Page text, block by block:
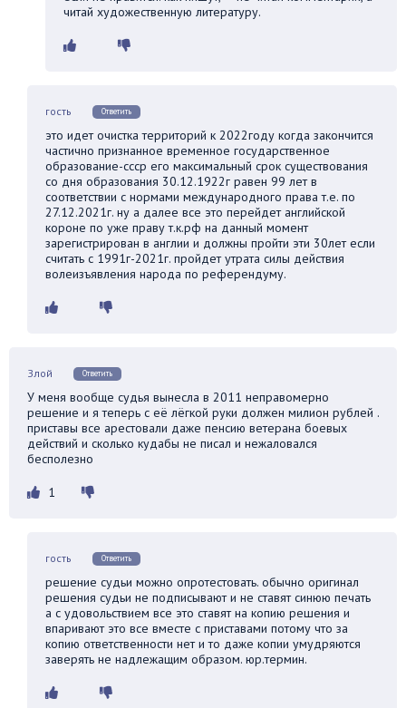
читай художественную литературу.
гость Ответить
это идет очистка территорий к 2022году когда закончится
частично признанное временное государственное
образование-ссср его максимальный срок существования
со дня образования 30.12.1922г равен 99 лет в
соответствии с нормами международного права т.е. по
27.12.2021г. ну а далее все это перейдет английской
короне по уже праву т.к.рф на данный момент
зарегистрирован в англии и должны пройти эти 30лет если
считать с 1991г-2021г. пройдет утрата силы действия
волеизъявления народа по референдуму.
Злой Ответить
У меня вообще судья вынесла в 2011 неправомерно
решение и я теперь с её лёгкой руки должен милион рублей .
приставы все арестовали даже пенсию ветерана боевых
действий и сколько кудабы не писал и нежаловался
бесполезно
1
гость Ответить
решение судьи можно опротестовать. обычно оригинал
решения судьи не подписывают и не ставят синюю печать
а с удовольствием все это ставят на копию решения и
впаривают это все вместе с приставами потому что за
копию ответственности нет и то даже копии умудряются
заверять не надлежащим образом. юр.термин.